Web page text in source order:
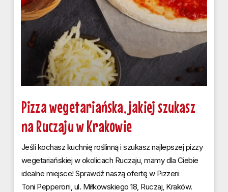
Pizza wegetariańska, jakiej szukasz
na Ruczaju w Krakowie
Jeśli kochasz kuchnię roślinną i szukasz najlepszej pizzy
wegetariańskiej w okolicach Ruczaju, mamy dla Ciebie
idealne miejsce! Sprawdź naszą ofertę w Pizzerii
Toni Pepperoni, ul. Miłkowskiego 18, Ruczaj, Kraków.